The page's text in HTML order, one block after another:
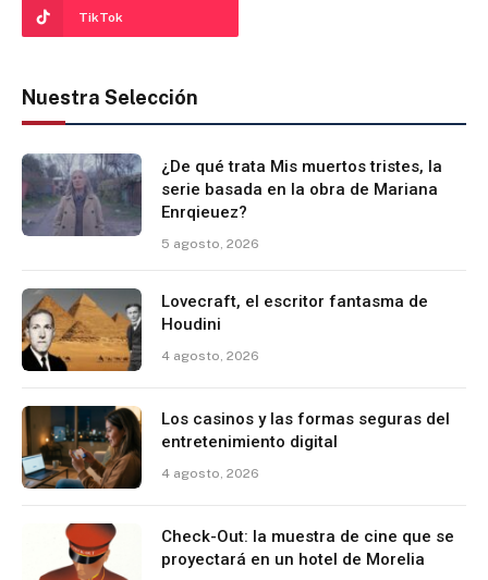
TikTok
Nuestra Selección
¿De qué trata Mis muertos tristes, la
serie basada en la obra de Mariana
Enrqieuez?
5 agosto, 2026
Lovecraft, el escritor fantasma de
Houdini
4 agosto, 2026
Los casinos y las formas seguras del
entretenimiento digital
4 agosto, 2026
Check-Out: la muestra de cine que se
proyectará en un hotel de Morelia